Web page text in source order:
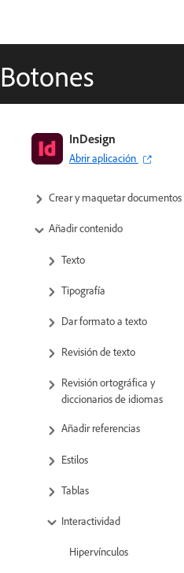
Botones
InDesign
Abrir aplicación
Guía del usuario de InDesign
Aprenda a usar InDesign
Crear y maquetar documentos
Añadir contenido
Texto
Tipografía
Dar formato a texto
Revisión de texto
Revisión ortográfica y
diccionarios de idiomas
Añadir referencias
Estilos
Tablas
Interactividad
Hipervínculos